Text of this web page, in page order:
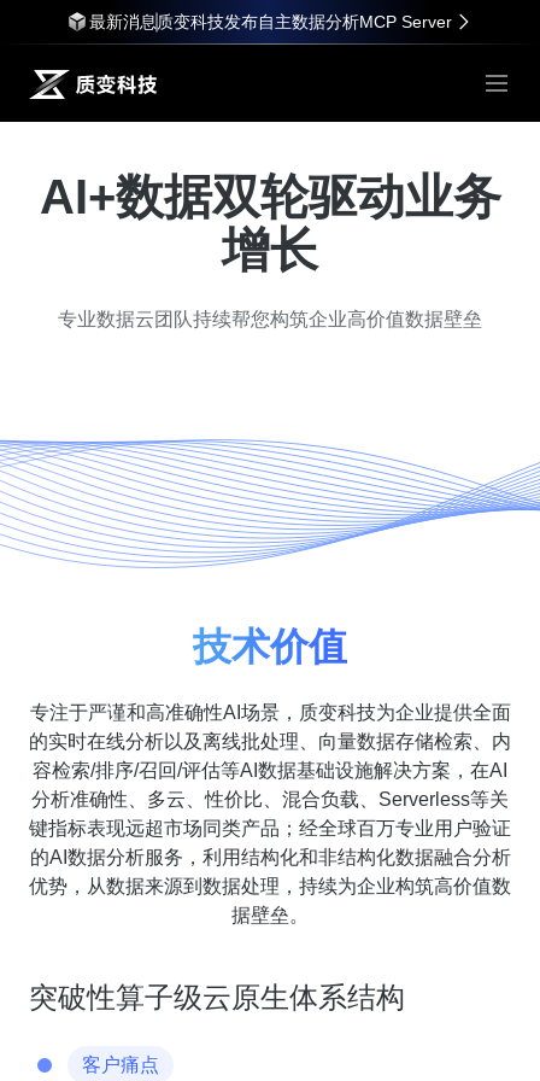
最新消息 质变科技发布自主数据分析MCP Server
AI+数据双轮驱动业务
增长
专业数据云团队持续帮您构筑企业高价值数据壁垒
技术价值
专注于严谨和高准确性AI场景，质变科技为企业提供全面
的实时在线分析以及离线批处理、向量数据存储检索、内
容检索/排序/召回/评估等AI数据基础设施解决方案，在AI
分析准确性、多云、性价比、混合负载、Serverless等关
键指标表现远超市场同类产品；经全球百万专业用户验证
的AI数据分析服务，利用结构化和非结构化数据融合分析
优势，从数据来源到数据处理，持续为企业构筑高价值数
据壁垒。
突破性算子级云原生体系结构
客户痛点